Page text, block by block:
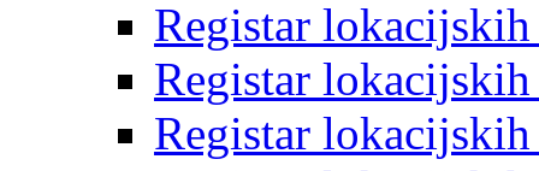
Registar
Registar
Registar